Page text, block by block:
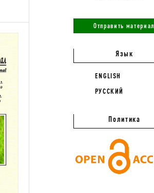
Отправить материал
Язык
ENGLISH
РУССКИЙ
Политика